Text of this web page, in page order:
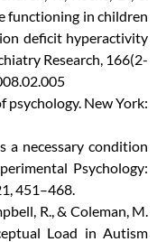
functioning in children
deficit hyperactivity
Research, 166(2-
psychology. New York:
a necessary condition
Psychology:
451–468.
R., & Coleman, M.
Load in Autism